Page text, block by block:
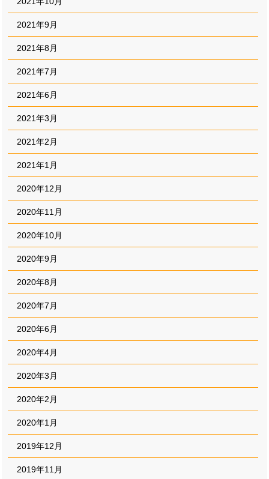
2021年9月
2021年8月
2021年7月
2021年6月
2021年3月
2021年2月
2021年1月
2020年12月
2020年11月
2020年10月
2020年9月
2020年8月
2020年7月
2020年6月
2020年4月
2020年3月
2020年2月
2020年1月
2019年12月
2019年11月